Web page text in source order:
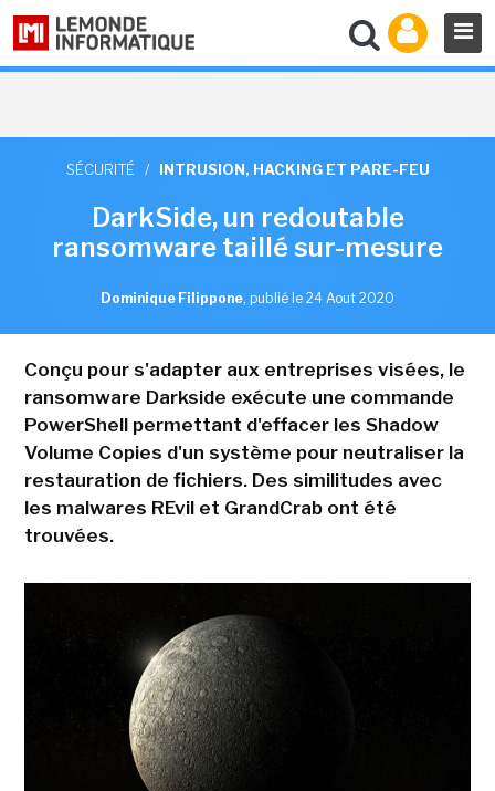
SÉCURITÉ / INTRUSION, HACKING ET PARE-FEU
DarkSide, un redoutable
ransomware taillé sur-mesure
Dominique Filippone, publié le 24 Aout 2020
Conçu pour s'adapter aux entreprises visées, le
ransomware Darkside exécute une commande
PowerShell permettant d'effacer les Shadow
Volume Copies d'un système pour neutraliser la
restauration de fichiers. Des similitudes avec
les malwares REvil et GrandCrab ont été
trouvées.